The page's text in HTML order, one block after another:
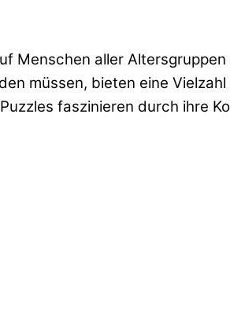
Menschen aller
müssen, bieten eine
faszinieren durch ihre